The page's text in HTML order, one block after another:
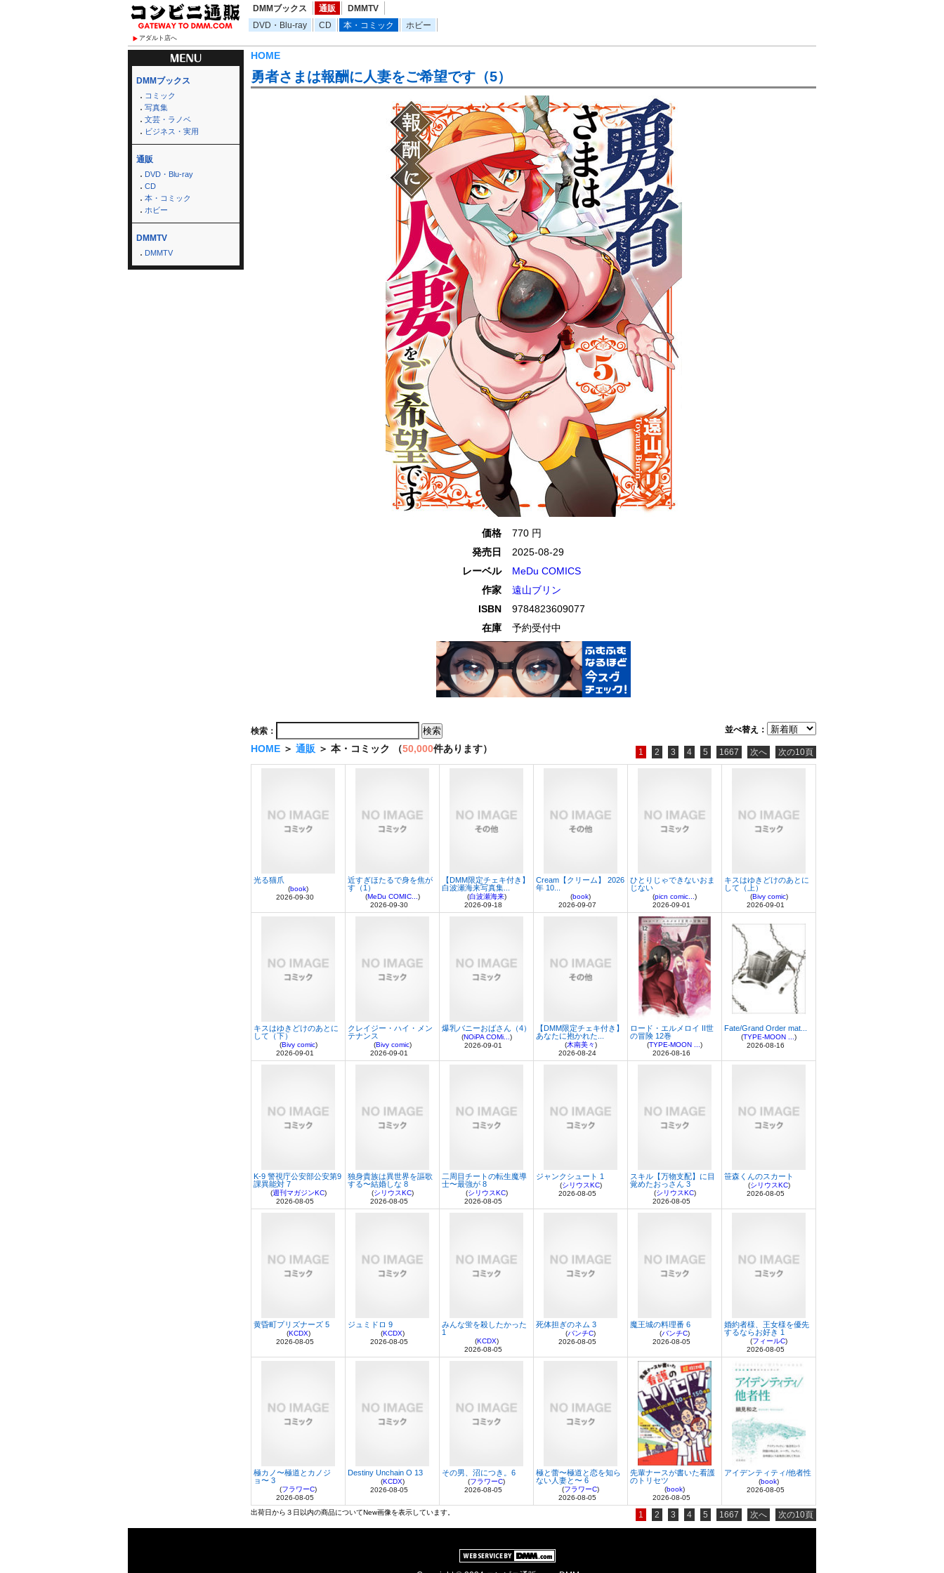
アダルト店へ
DMMブックス 通販
DMMTV
DVD・Blu-ray
CD 本・コミック ホビー
HOME
勇者さまは報酬に人妻をご希望です（5）
価格
770 円
発売日
2025-08-29
レーベル
MeDu COMICS
作家
遠山ブリン
ISBN
9784823609077
在庫
予約受付中
並べ替え：
検索：
HOME ＞ 通販 ＞ 本・コミック （50,000件あります） 1 2 3 4 5 1667 次へ 次の10頁
光る猫爪
(book)
2026-09-30
近すぎほたるで身を焦が
す（1）
(MeDu COMIC...)
2026-09-30
【DMM限定チェキ付き】
白波瀬海来写真集...
(白波瀬海来)
2026-09-18
Cream【クリーム】 2026
年 10...
(book)
2026-09-07
ひとりじゃできないおま
じない
(picn comic...)
2026-09-01
キスはゆきどけのあとに
して（上）
(Bivy comic)
2026-09-01
キスはゆきどけのあとに
して（下）
(Bivy comic)
2026-09-01
クレイジー・ハイ・メン
テナンス
(Bivy comic)
2026-09-01
爆乳バニーおばさん（4）
(NOiPA COMi...)
2026-09-01
【DMM限定チェキ付き】
あなたに抱かれた...
(木南美々)
2026-08-24
ロード・エルメロイ II世
の冒険 12巻
(TYPE-MOON ...)
2026-08-16
Fate/Grand Order mat...
(TYPE-MOON ...)
2026-08-16
K-9 警視庁公安部公安第9
課異能対 7
(週刊マガジンKC)
2026-08-05
独身貴族は異世界を謳歌
する〜結婚しな 8
(シリウスKC)
2026-08-05
二周目チートの転生魔導
士〜最強が 8
(シリウスKC)
2026-08-05
ジャンクシュート 1
(シリウスKC)
2026-08-05
スキル【万物支配】に目
覚めたおっさん 3
(シリウスKC)
2026-08-05
笹森くんのスカート
(シリウスKC)
2026-08-05
黄昏町プリズナーズ 5
(KCDX)
2026-08-05
ジュミドロ 9
(KCDX)
2026-08-05
みんな蛍を殺したかった
1
(KCDX)
2026-08-05
死体担ぎのネム 3
(バンチC)
2026-08-05
魔王城の料理番 6
(バンチC)
2026-08-05
婚約者様、王女様を優先
するならお好き 1
(フィールC)
2026-08-05
極カノ〜極道とカノジ
ョ〜 3
(フラワーC)
2026-08-05
Destiny Unchain O 13
(KCDX)
2026-08-05
その男、沼につき。6
(フラワーC)
2026-08-05
極と蕾〜極道と恋を知ら
ない人妻と〜 6
(フラワーC)
2026-08-05
先輩ナースが書いた看護
のトリセツ
(book)
2026-08-05
アイデンティティ/他者性
(book)
2026-08-05
1 2 3 4 5 1667 次へ 次の10頁
出荷日から３日以内の商品についてNew画像を表示しています。
DMMブックス
コミック
写真集
文芸・ラノベ
ビジネス・実用
通販
DVD・Blu-ray
CD
本・コミック
ホビー
DMMTV
DMMTV